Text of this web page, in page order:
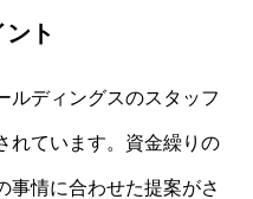
ト
ルディングスのスタッフ
れています。資金繰りの
事情に合わせた提案がさ